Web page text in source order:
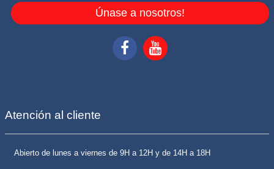
Únase a nosotros!
Atención al cliente
Abierto de lunes a viernes de 9H a 12H y de 14H a 18H